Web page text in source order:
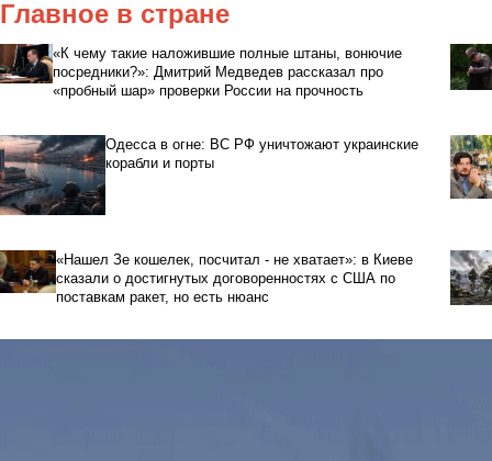
Главное в стране
«К чему такие наложившие полные штаны, вонючие
посредники?»: Дмитрий Медведев рассказал про
«пробный шар» проверки России на прочность
Одесса в огне: ВС РФ уничтожают украинские
корабли и порты
«Нашел Зе кошелек, посчитал - не хватает»: в Киеве
сказали о достигнутых договоренностях с США по
поставкам ракет, но есть нюанс